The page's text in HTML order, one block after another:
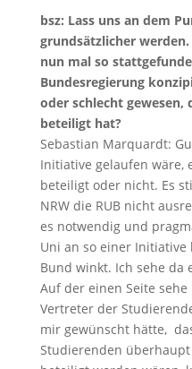
bsz: Lass uns an dem
grundsätzlicher
nun mal so
Bundesregierung
oder schlecht gewesen,
beteiligt hat?
Sebastian Marquardt:
Initiative gelaufen wäre,
beteiligt oder nicht. Es
NRW die RUB nicht
es notwendig und
Uni an so einer Initiative
Bund winkt. Ich sehe da
Auf der einen Seite
Vertreter der
mir gewünscht hätte,
Studierenden